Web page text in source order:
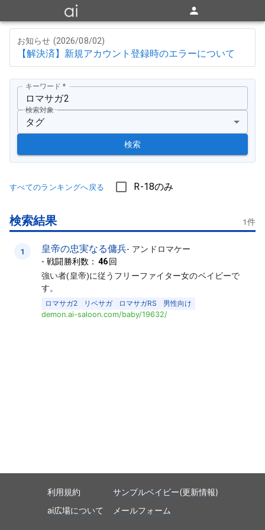
お知らせ (2026/08/02)
【解決済】新規アカウント登録時のエラーについて
キーワード *
検索対象
タグ
検索
すべてのランキングへ戻る R-18のみ
検索結果 1件
1 皇帝の忠実なる傭兵- アンドロマケー
-戦闘勝利数： 46回
強い者(皇帝)に従うフリーファイター女のベイビーで
す。
ロマサガ2 リベサガ ロマサガRS
男性向け
demon.ai-saloon.com/baby/19632/
利用規約
ai広場について
サンプルベイビー(更新情報)
メールフォーム